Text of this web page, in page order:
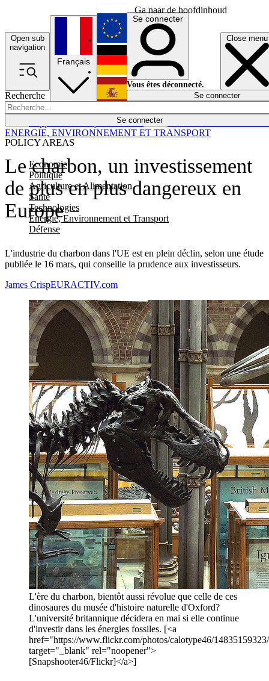
Ga naar de hoofdinhoud
Open sub
navigation
Close menu
Recherche
Se connecter
POLICY AREAS
Economie
Politique
Agriculture et Alimentation
Santé
Technologies
Energie, Environnement et Transport
Défense
Économie
Français
English
Deutsch
Español
Se connecter
Vous êtes déconnecté.
Se connecter
Le charbon, un investissement
de plus en plus dangereux en
Europe
L'industrie du charbon dans l'UE est en plein déclin, selon une étude
publiée le 16 mars, qui conseille la prudence aux investisseurs.
ENERGIE, ENVIRONNEMENT ET TRANSPORT
James CrispEURACTIV.com
L'ère du charbon, bientôt aussi révolue que celle de ces
dinosaures du musée d'histoire naturelle d'Oxford?
L'université britannique décidera en mai si elle continue
d'investir dans les énergies fossiles. [<a
href="https://www.flickr.com/photos/calotype46/
target="_blank" rel="noopener">
[Snapshooter46/Flickr]</a>]